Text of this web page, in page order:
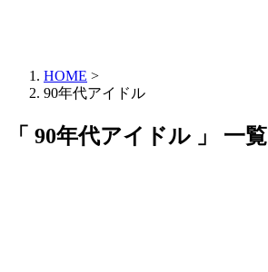
HOME >
90年代アイドル
「 90年代アイドル 」 一覧